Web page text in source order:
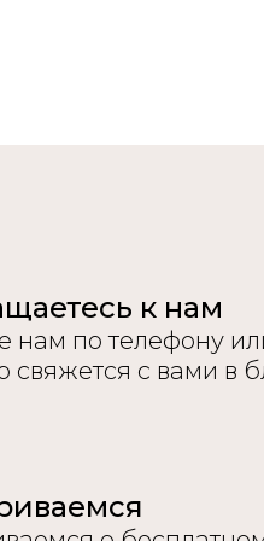
к нам
нам по телефону
свяжется с вами в